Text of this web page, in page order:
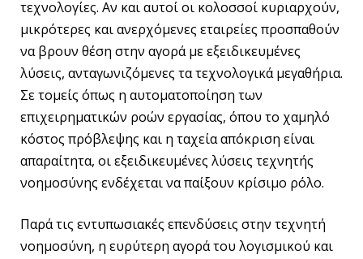
τεχνολογίες. Αν και αυτοί οι κολοσσοί κυριαρχούν,
μικρότερες και ανερχόμενες εταιρείες προσπαθούν
να βρουν θέση στην αγορά με εξειδικευμένες
λύσεις, ανταγωνιζόμενες τα τεχνολογικά μεγαθήρια.
Σε τομείς όπως η αυτοματοποίηση των
επιχειρηματικών ροών εργασίας, όπου το χαμηλό
κόστος πρόβλεψης και η ταχεία απόκριση είναι
απαραίτητα, οι εξειδικευμένες λύσεις τεχνητής
νοημοσύνης ενδέχεται να παίξουν κρίσιμο ρόλο.
Παρά τις εντυπωσιακές επενδύσεις στην τεχνητή
νοημοσύνη, η ευρύτερη αγορά του λογισμικού και